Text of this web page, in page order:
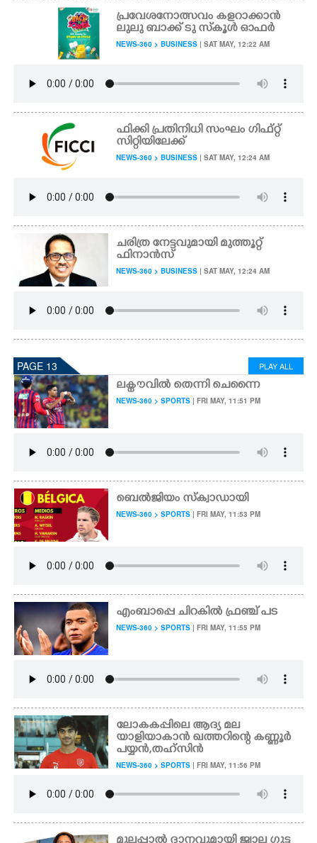
പ്രവേശനോത്സവം കളറാക്കാൻ
ലുലു ബാക്ക് ടു സ്‌കൂൾ ഓഫർ
NEWS-360 > BUSINESS | SAT MAY, 12:22 AM
ഫിക്കി പ്രതിനിധി സംഘം ഗിഫ്റ്റ്
സിറ്റിയിലേക്ക്
NEWS-360 > BUSINESS | SAT MAY, 12:24 AM
ചരിത്ര നേട്ടവുമായി മുത്തൂറ്റ്
ഫിനാൻസ്
NEWS-360 > BUSINESS | SAT MAY, 12:24 AM
PAGE 13 PLAY ALL
ലക്നൗവിൽ തെന്നി ചെന്നൈ
NEWS-360 > SPORTS | FRI MAY, 11:51 PM
ബെൽജിയം സ്ക്വാഡായി
NEWS-360 > SPORTS | FRI MAY, 11:53 PM
എംബാപ്പെ ചിറകിൽ ഫ്രഞ്ച് പട
NEWS-360 > SPORTS | FRI MAY, 11:55 PM
ലോകകപ്പിലെ ആദ്യ മല
യാളിയാകാൻ ഖത്തറിന്റെ കണ്ണൂർ
പയ്യൻ,തഹ്സിൻ
NEWS-360 > SPORTS | FRI MAY, 11:56 PM